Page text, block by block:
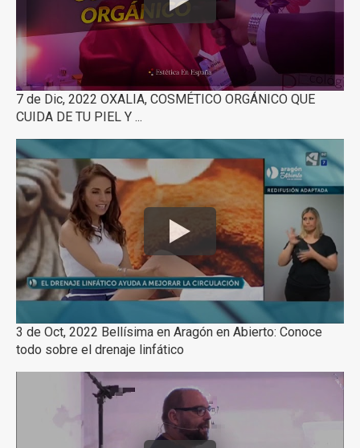
7 de Dic, 2022 OXALIA, COSMÉTICO ORGÁNICO QUE
CUIDA DE TU PIEL Y ...
3 de Oct, 2022 Bellísima en Aragón en Abierto: Conoce
todo sobre el drenaje linfático